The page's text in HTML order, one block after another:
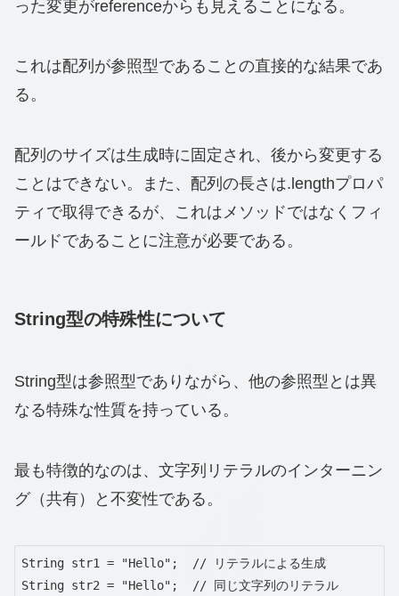
った変更がreferenceからも見えることになる。
これは配列が参照型であることの直接的な結果であ
る。
配列のサイズは生成時に固定され、後から変更する
ことはできない。また、配列の長さは.lengthプロパ
ティで取得できるが、これはメソッドではなくフィ
ールドであることに注意が必要である。
String型の特殊性について
String型は参照型でありながら、他の参照型とは異
なる特殊な性質を持っている。
最も特徴的なのは、文字列リテラルのインターニン
グ（共有）と不変性である。
String str1 = "Hello";  // リテラルによる生成
String str2 = "Hello";  // 同じ文字列のリテラル